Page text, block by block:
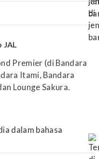
Premier (di Bandara
Itami, Bandara
Lounge Sakura.
dalam bahasa